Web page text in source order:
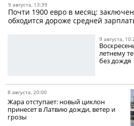
9 августа, 13:39
Почти 1900 евро в месяц:
обходится дороже средней
9 августа,
летнему
без дождя
8 августа, 20:00
Жара отступает: новый циклон
принесет в Латвию дожди, ветер и
грозы